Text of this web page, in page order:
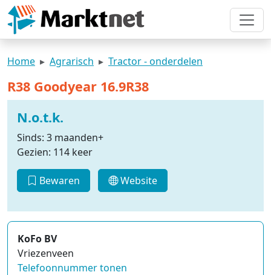
Home Agrarisch Tractor - onderdelen
R38 Goodyear 16.9R38
N.o.t.k.
Sinds: 3 maanden+
Gezien: 114 keer
Bewaren Website
KoFo BV
Vriezenveen
Telefoonnummer tonen